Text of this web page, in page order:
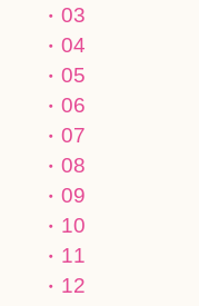
03
04
05
06
07
08
09
10
11
12